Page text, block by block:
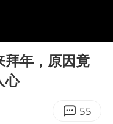
奶茶到底有多火
冠军赛全军覆没
拜年，原因竟
心
55